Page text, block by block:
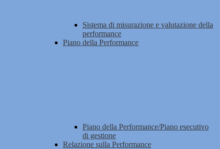
Sistema di misurazione e valutazione della
performance
Piano della Performance
Piano della Performance/Piano esecutivo
di gestione
Relazione sulla Performance